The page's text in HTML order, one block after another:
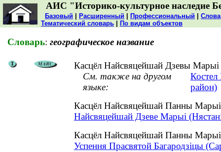
АИС "Историко-культурное наследие
Базовый Расширенный Профессиональный
Тематический словарь
По видам объектов
Словарь: географическое название
Касцёл Найсвяцейшай Дзевы Марыі
См. также на другом
языке:
район)
Касцёл Найсвяцейшай Панны
Найсвяцейшай Дзеве Марыі
Касцёл Найсвяцейшай Панны
Успення Прасвятой Багародзіцы